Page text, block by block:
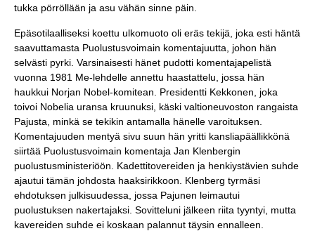
tukka pörröllään ja asu vähän sinne päin.
Epäsotilaalliseksi koettu ulkomuoto oli eräs tekijä, joka esti häntä
saavuttamasta Puolustusvoimain komentajuutta, johon hän
selvästi pyrki. Varsinaisesti hänet pudotti komentajapelistä
vuonna 1981 Me-lehdelle annettu haastattelu, jossa hän
haukkui Norjan Nobel-komitean. Presidentti Kekkonen, joka
toivoi Nobelia uransa kruunuksi, käski valtioneuvoston rangaista
Pajusta, minkä se tekikin antamalla hänelle varoituksen.
Komentajuuden mentyä sivu suun hän yritti kansliapäällikkönä
siirtää Puolustusvoimain komentaja Jan Klenbergin
puolustusministeriöön. Kadettitovereiden ja henkiystävien suhde
ajautui tämän johdosta haaksirikkoon. Klenberg tyrmäsi
ehdotuksen julkisuudessa, jossa Pajunen leimautui
puolustuksen nakertajaksi. Sovitteluni jälkeen riita tyyntyi, mutta
kavereiden suhde ei koskaan palannut täysin ennalleen.